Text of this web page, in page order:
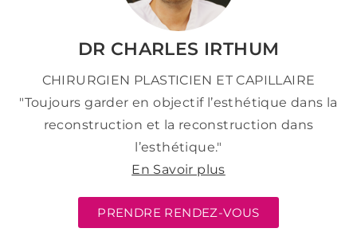
DR CHARLES IRTHUM
CHIRURGIEN PLASTICIEN ET CAPILLAIRE
"Toujours garder en objectif l’esthétique dans la
reconstruction et la reconstruction dans
l’esthétique."
En Savoir plus
PRENDRE RENDEZ-VOUS